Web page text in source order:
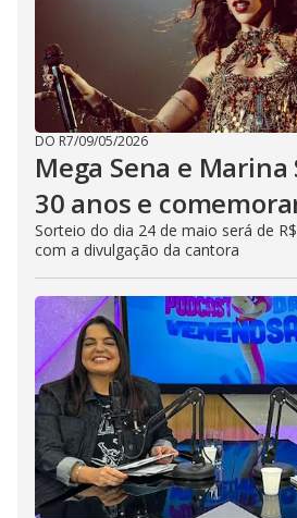
DO R7/09/05/2026
Mega Sena e
30 anos e
Sorteio do dia 24 de maio será de
com a divulgação da cantora